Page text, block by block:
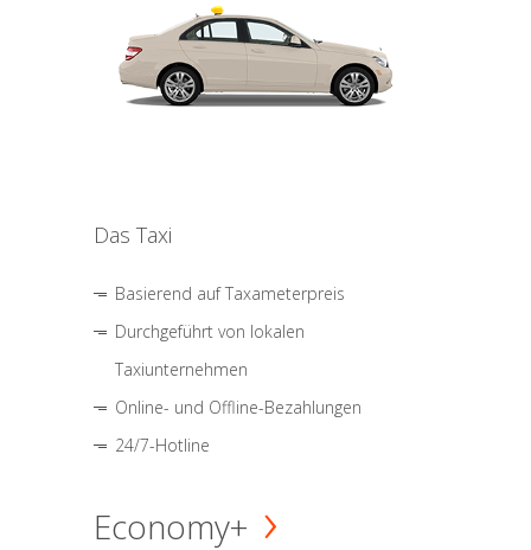
Das Taxi
Basierend auf Taxameterpreis
Durchgeführt von lokalen
Taxiunternehmen
Online- und Offline-Bezahlungen
24/7-Hotline
Economy+